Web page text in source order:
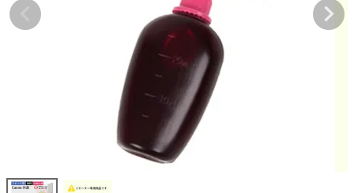
互換インクボトル
互換インクカートリッジ
再生インクカートリッジ
ご利用ガイド